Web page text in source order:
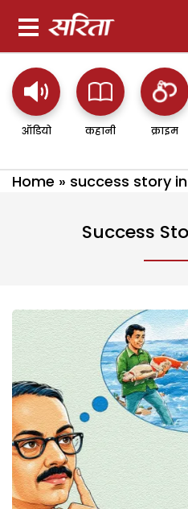
ऑडियो कहानी क्राइम
Home » success story
Success